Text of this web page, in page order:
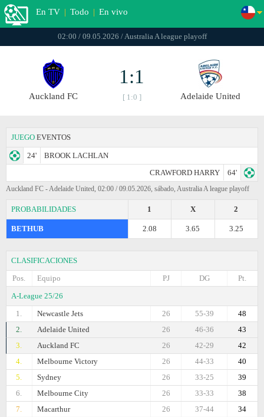
En TV | Todo | En vivo
02:00 / 09.05.2026 / Australia A league playoff
Auckland FC
1:1
[ 1:0 ] Adelaide United
JUEGO EVENTOS
24'
BROOK LACHLAN
CRAWFORD HARRY
64'
Auckland FC - Adelaide United, 02:00 / 09.05.2026, sábado, Australia A league playoff
PROBABILIDADES 2
X
1
BETHUB 3.25
3.65
2.08
CLASIFICACIONES
Pos.
Equipo Pt.
DG
PJ
A-League 25/26
1.
Newcastle Jets 48
55-39
26
2.
Adelaide United 43
46-36
26
3.
Auckland FC 42
42-29
26
4.
Melbourne Victory 40
44-33
26
5.
Sydney 39
33-25
26
6.
Melbourne City 38
33-33
26
7.
Macarthur 34
37-44
26